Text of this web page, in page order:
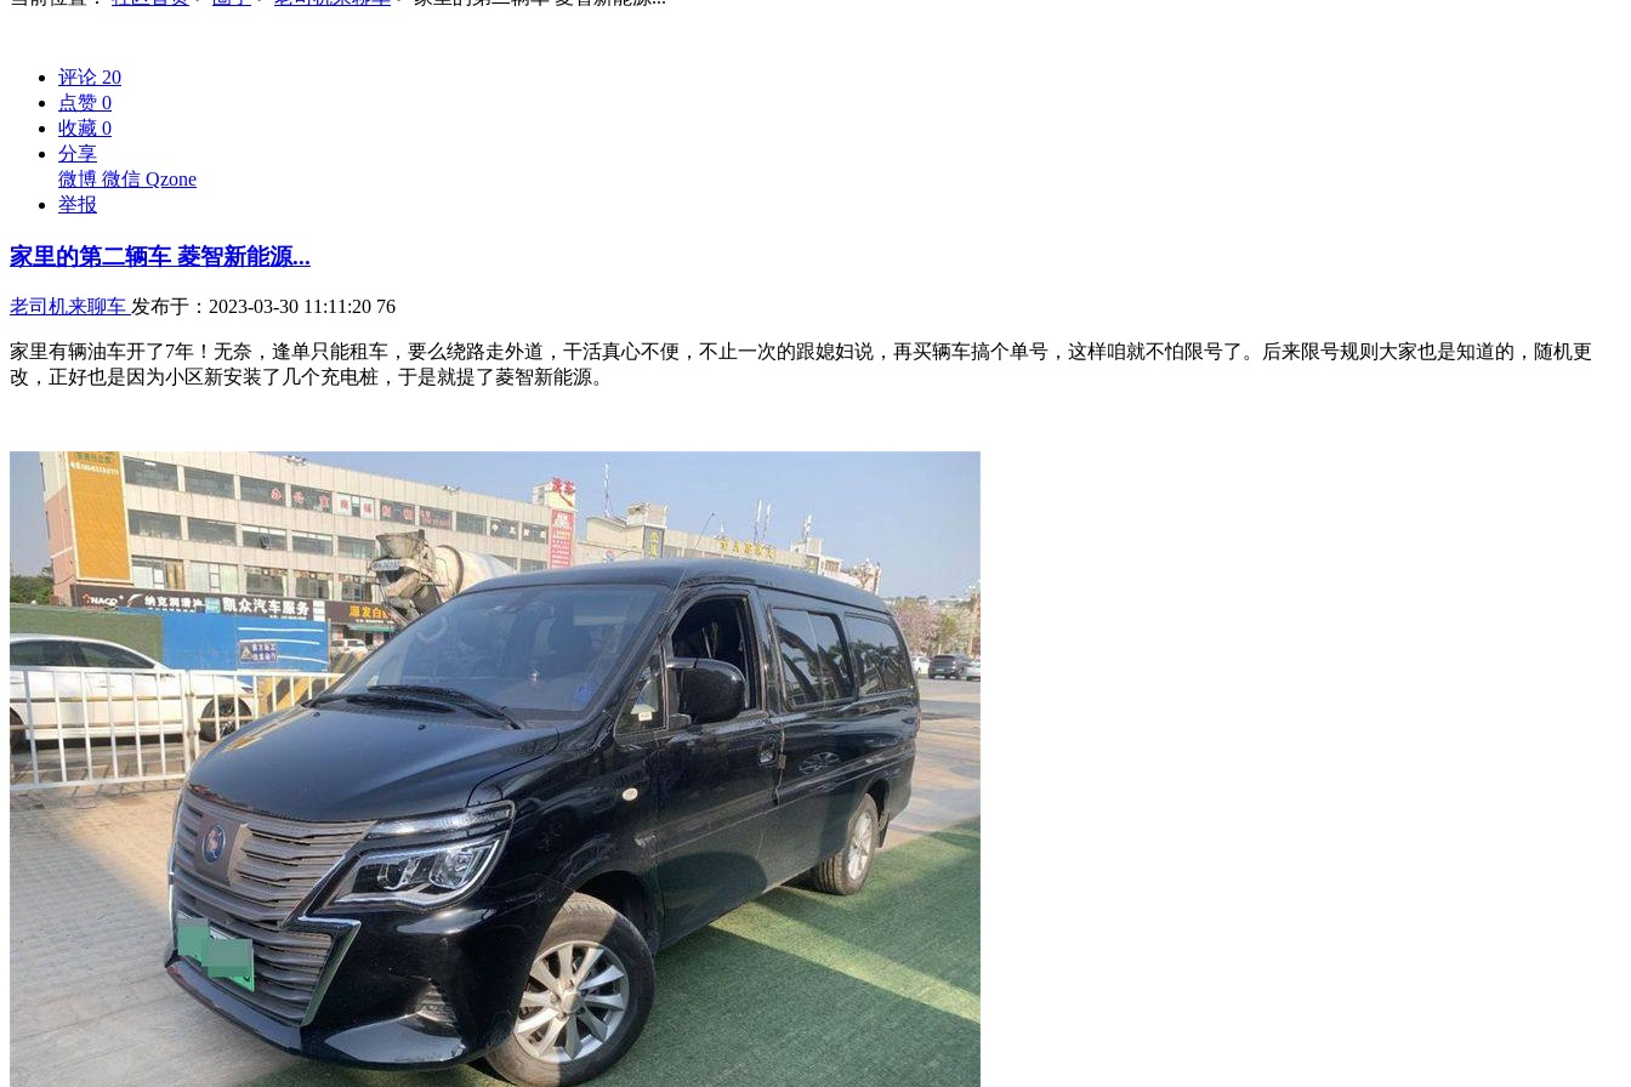
评论 20
点赞 0
收藏 0
分享
微博 微信 Qzone
举报
家里的第二辆车 菱智新能源...
老司机来聊车 发布于：2023-03-30 11:11:20 76
家里有辆油车开了7年！无奈，逢单只能租车，要么绕路走外道，干活真心不便，不止一次的跟媳妇说，再买辆车搞个单号，这样咱就不怕限号了。后来限号规则大家也是知道的，随机更
改，正好也是因为小区新安装了几个充电桩，于是就提了菱智新能源。